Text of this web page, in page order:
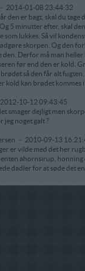
- 2014-01-08 23:44:32
den er bagt, skal du tage
5 minutter efter, skal
som lukkes. Så vil
skorpen. Og den
den. Derfor må man
før end den er kold.
så den får alt
kold kan brødet kommes i
2012-10-12 09:43:45
smager dejligt men
jeg noget galt ?
- 2010-09-13
er vilde med det her
ahornsirup, honning
dadler for at søde det en